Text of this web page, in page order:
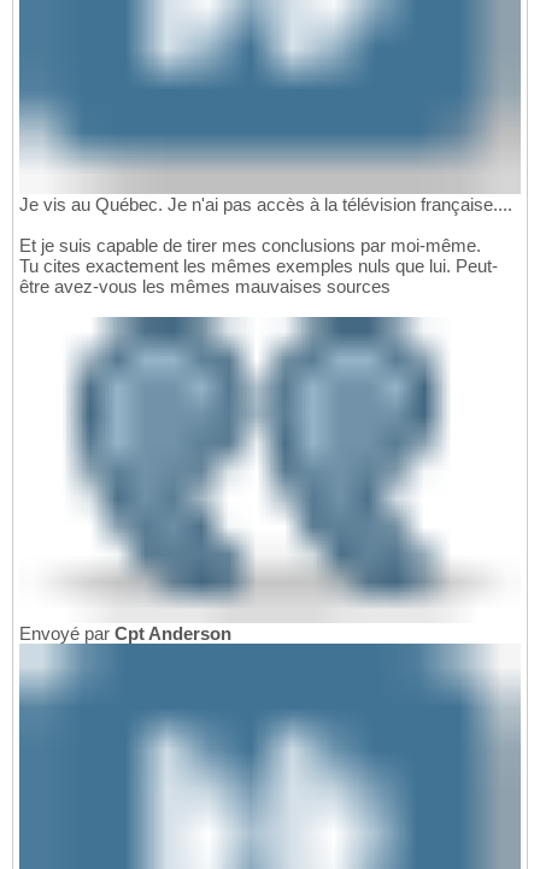
Je vis au Québec. Je n'ai pas accès à la télévision française....
Et je suis capable de tirer mes conclusions par moi-même.
Tu cites exactement les mêmes exemples nuls que lui. Peut-
être avez-vous les mêmes mauvaises sources
Envoyé par Cpt Anderson